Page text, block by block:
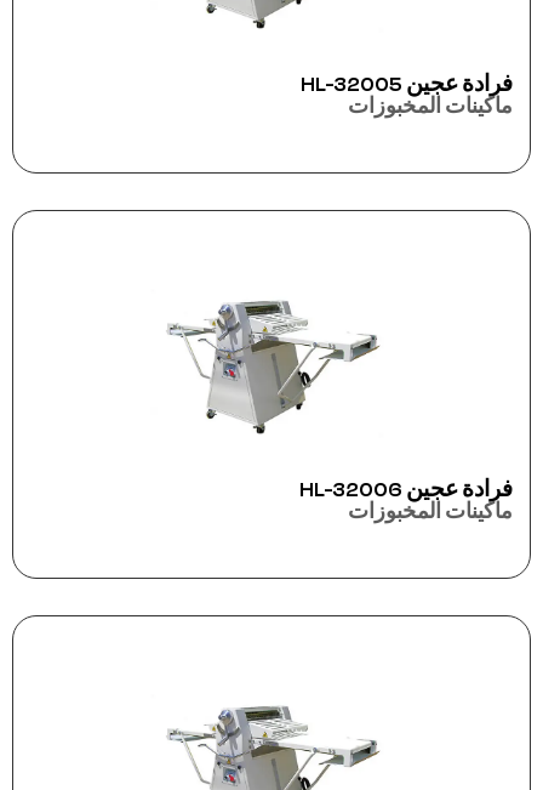
فرادة عجين HL-32005
ماكينات المخبوزات
فرادة عجين HL-32006
ماكينات المخبوزات